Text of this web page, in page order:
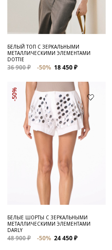
БЕЛЫЙ ТОП С ЗЕРКАЛЬНЫМИ
МЕТАЛЛИЧЕСКИМИ ЭЛЕМЕНТАМИ
DOTTIE
36 900 ₽ -50% 18 450 ₽
-50%
БЕЛЫЕ ШОРТЫ С ЗЕРКАЛЬНЫМИ
МЕТАЛЛИЧЕСКИМИ ЭЛЕМЕНТАМИ
DARLY
48 900 ₽ -50% 24 450 ₽